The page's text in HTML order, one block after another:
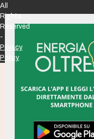
All
Rights
Reserved
-
Privacy
Policy